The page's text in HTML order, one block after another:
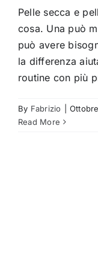
Pelle secca e
cosa. Una può
può avere
la differenza
routine con più
By Fabrizio
Read More